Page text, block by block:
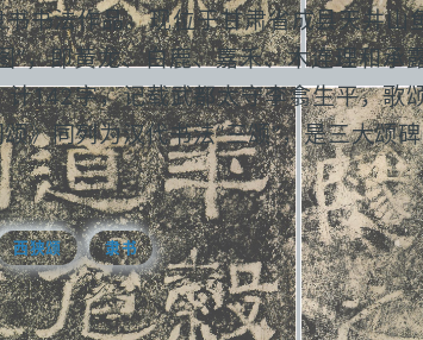
书法作品。现位于甘肃省成县天井
”，即黄龙、白鹿、嘉禾、木连理和
计142字，记载武都太守李翕生平，歌
》同列为汉代书法“三颂”，是三大颂
西狭颂 隶书